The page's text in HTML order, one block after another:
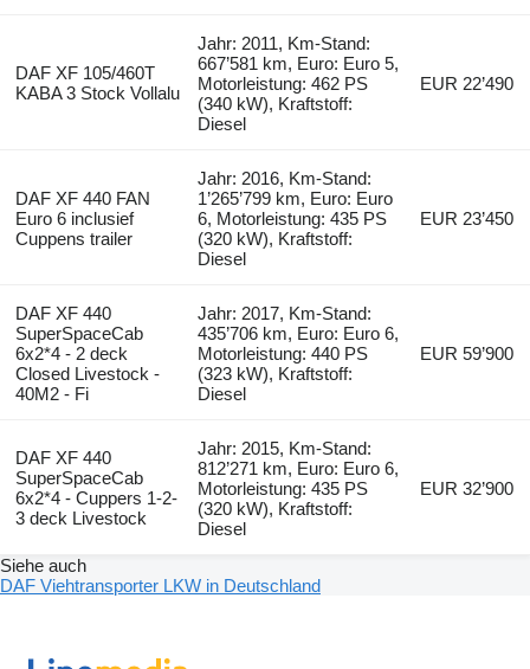
DAF XF 105/460T
KABA 3 Stock Vollalu
Jahr: 2011, Km-Stand:
667’581 km, Euro: Euro 5,
Motorleistung: 462 PS
(340 kW), Kraftstoff:
Diesel
EUR 22’490
DAF XF 440 FAN
Euro 6 inclusief
Cuppens trailer
Jahr: 2016, Km-Stand:
1’265’799 km, Euro: Euro
6, Motorleistung: 435 PS
(320 kW), Kraftstoff:
Diesel
EUR 23’450
DAF XF 440
SuperSpaceCab
6x2*4 - 2 deck
Closed Livestock -
40M2 - Fi
Jahr: 2017, Km-Stand:
435’706 km, Euro: Euro 6,
Motorleistung: 440 PS
(323 kW), Kraftstoff:
Diesel
EUR 59’900
DAF XF 440
SuperSpaceCab
6x2*4 - Cuppers 1-2-
3 deck Livestock
Jahr: 2015, Km-Stand:
812’271 km, Euro: Euro 6,
Motorleistung: 435 PS
(320 kW), Kraftstoff:
Diesel
EUR 32’900
Siehe auch
DAF Viehtransporter LKW in Deutschland